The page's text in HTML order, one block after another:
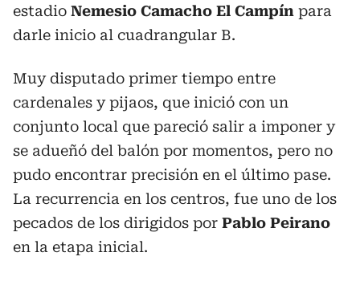
estadio Nemesio Camacho El Campín para
darle inicio al cuadrangular B.
Muy disputado primer tiempo entre
cardenales y pijaos, que inició con un
conjunto local que pareció salir a imponer y
se adueñó del balón por momentos, pero no
pudo encontrar precisión en el último pase.
La recurrencia en los centros, fue uno de los
pecados de los dirigidos por Pablo Peirano
en la etapa inicial.